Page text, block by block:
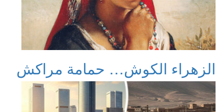
الزهراء الكوش… حمامة مراكش